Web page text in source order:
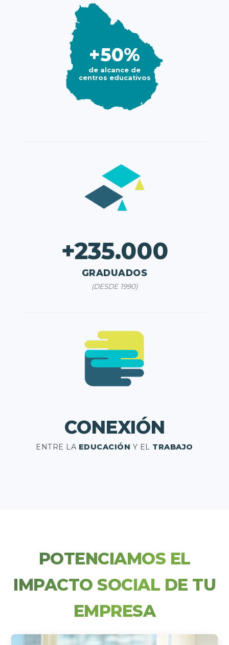
+50%
de alcance de
centros educativos
+235.000
GRADUADOS
(DESDE 1990)
CONEXIÓN
ENTRE LA EDUCACIÓN Y EL TRABAJO
POTENCIAMOS EL
IMPACTO SOCIAL DE TU
EMPRESA